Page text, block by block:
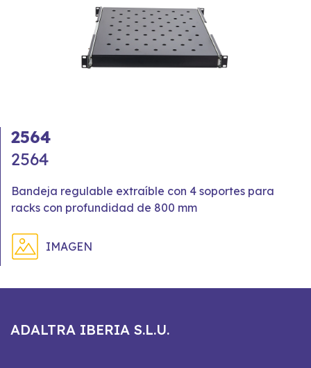
2564
2564
Bandeja regulable extraíble con 4 soportes para
racks con profundidad de 800 mm
IMAGEN
ADALTRA IBERIA S.L.U.